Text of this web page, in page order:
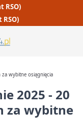
RSO)
wybitne osiągnięcia
2025 - 20
za wybitne